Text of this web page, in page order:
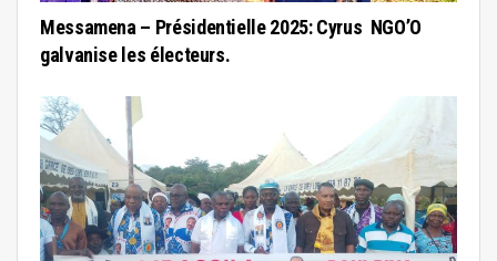
Messamena – Présidentielle 2025: Cyrus NGO’O
galvanise les électeurs.